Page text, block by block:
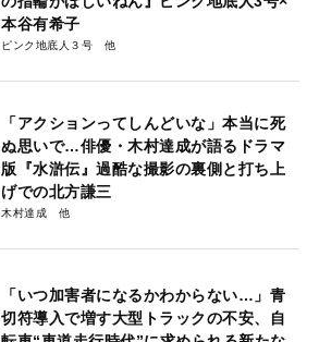
本谷有希子
ピンク地底人３号
「アクションってしんどいな」本当に死
ぬ思いで…俳優・木村達成が語るドラマ
版『水滸伝』過酷な撮影の裏側と打ち上
げでの北方謙三
木村達成
「いつ加害者になるかわからない…」青
切符導入で増す大型トラックの不安、自